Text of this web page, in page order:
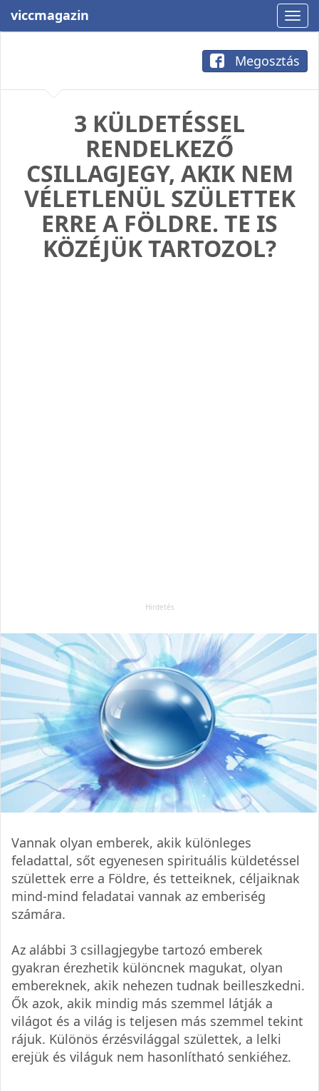
viccmagazin
Megosztás
3 KÜLDETÉSSEL
RENDELKEZŐ
CSILLAGJEGY, AKIK NEM
VÉLETLENÜL SZÜLETTEK
ERRE A FÖLDRE. TE IS
KÖZÉJÜK TARTOZOL?
Vannak olyan emberek, akik különleges
feladattal, sőt egyenesen spirituális küldetéssel
születtek erre a Földre, és tetteiknek, céljaiknak
mind-mind feladatai vannak az emberiség
számára.
Az alábbi 3 csillagjegybe tartozó emberek
gyakran érezhetik különcnek magukat, olyan
embereknek, akik nehezen tudnak beilleszkedni.
Ők azok, akik mindig más szemmel látják a
világot és a világ is teljesen más szemmel tekint
rájuk. Különös érzésvilággal születtek, a lelki
erejük és világuk nem hasonlítható senkiéhez.